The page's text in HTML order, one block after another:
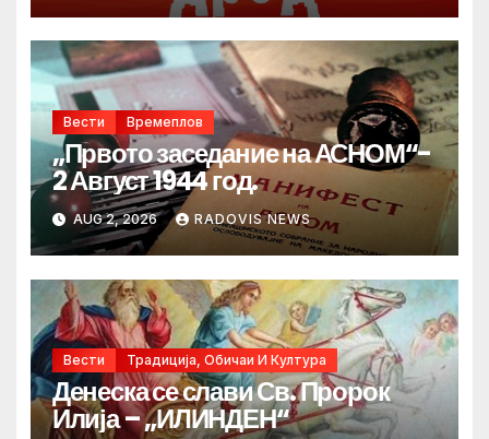
Вести Времеплов
„Првото заседание на АСНОМ“-
2 Август 1944 год.
AUG 2, 2026 RADOVIS NEWS
Вести Традиција, Обичаи И Култура
Денеска се слави Св. Пророк
Илија – „ИЛИНДЕН“